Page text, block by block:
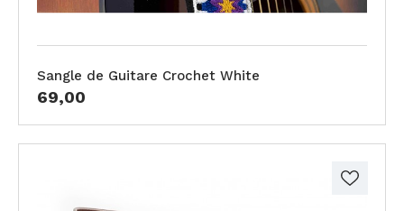
Sangle de Guitare Crochet White
69,00